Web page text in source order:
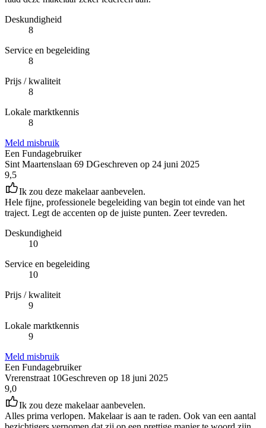
Deskundigheid
8
Service en begeleiding
8
Prijs / kwaliteit
8
Lokale marktkennis
8
Meld misbruik
Een Fundagebruiker
Sint Maartenslaan 69 DGeschreven op 24 juni 2025
9,5
Ik zou deze makelaar aanbevelen.
Hele fijne, professionele begeleiding van begin tot einde van het
traject. Legt de accenten op de juiste punten. Zeer tevreden.
Deskundigheid
10
Service en begeleiding
10
Prijs / kwaliteit
9
Lokale marktkennis
9
Meld misbruik
Een Fundagebruiker
Vrerenstraat 10Geschreven op 18 juni 2025
9,0
Ik zou deze makelaar aanbevelen.
Alles prima verlopen. Makelaar is aan te raden. Ook van een aantal